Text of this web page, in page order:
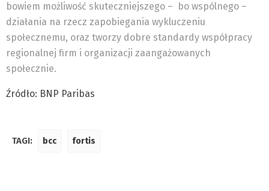
bowiem możliwość skuteczniejszego – bo wspólnego –
działania na rzecz zapobiegania wykluczeniu
społecznemu, oraz tworzy dobre standardy współpracy
regionalnej firm i organizacji zaangażowanych
społecznie.
Źródło: BNP Paribas
TAGI: bcc fortis